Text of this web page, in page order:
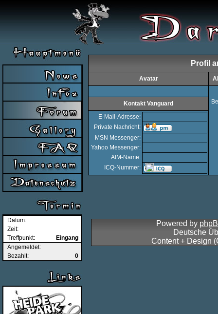
Datum:
Zeit:
Treffpunkt:
Eingang
Angemeldet:
Bezahlt:
0
Profil
Avatar
Kontakt Vanguard
E-Mail-Adresse:
Private Nachricht:
MSN Messenger:
Yahoo Messenger:
AIM-Name:
ICQ-Nummer:
Powered by
Deutsche
Content + Design